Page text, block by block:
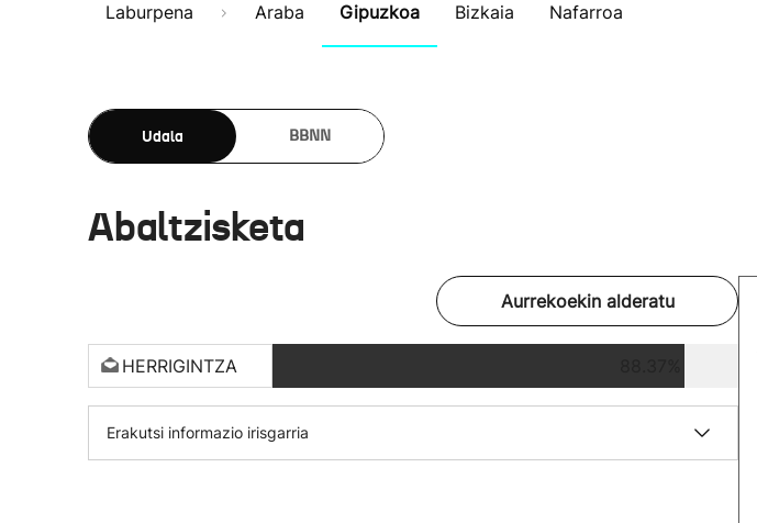
Laburpena Araba Gipuzkoa Bizkaia Nafarroa
Udala BBNN
Abaltzisketa
Aurrekoekin alderatu
HERRIGINTZA
Erakutsi informazio irisgarria